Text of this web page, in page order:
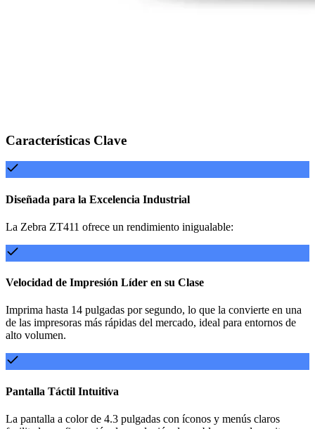
Características Clave
Diseñada para la Excelencia Industrial
La Zebra ZT411 ofrece un rendimiento inigualable:
Velocidad de Impresión Líder en su Clase
Imprima hasta 14 pulgadas por segundo, lo que la convierte en una
de las impresoras más rápidas del mercado, ideal para entornos de
alto volumen.
Pantalla Táctil Intuitiva
La pantalla a color de 4.3 pulgadas con íconos y menús claros